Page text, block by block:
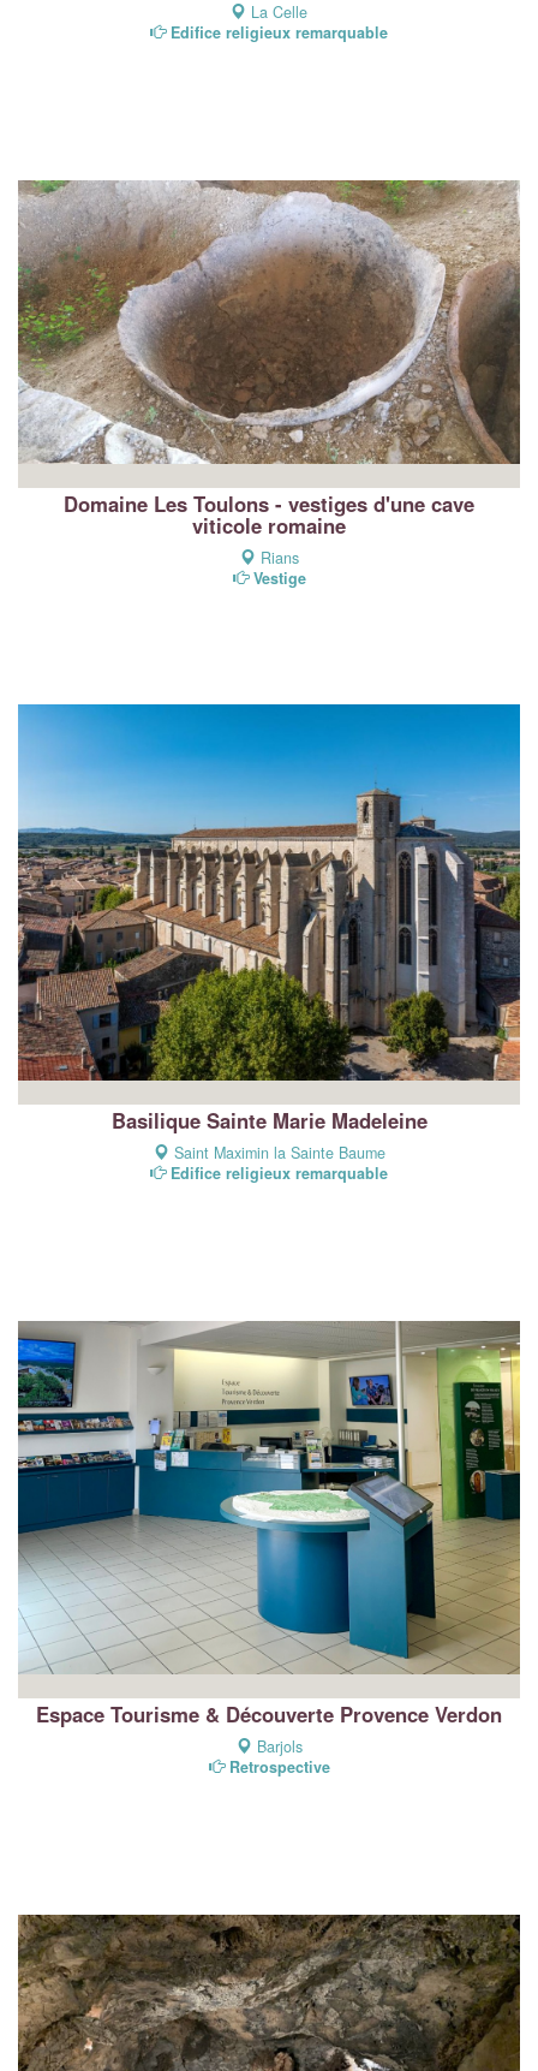
La Celle
Edifice religieux remarquable
Domaine Les Toulons - vestiges d'une cave
viticole romaine
Rians
Vestige
Basilique Sainte Marie Madeleine
Saint Maximin la Sainte Baume
Edifice religieux remarquable
Espace Tourisme & Découverte Provence Verdon
Barjols
Retrospective